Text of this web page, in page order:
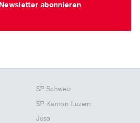
Newsletter abonnieren
SP Schweiz
SP Kanton Luzern
Juso